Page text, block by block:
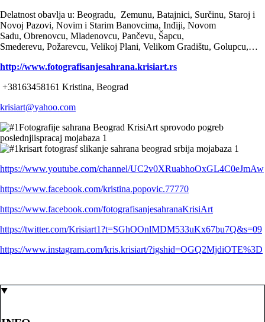
Delatnost obavlja u: Beogradu, Zemunu, Batajnici, Surčinu, Staroj i
Novoj Pazovi, Novim i Starim Banovcima, Inđiji, Novom
Sadu, Obrenovcu, Mladenovcu, Pančevu, Šapcu,
Smederevu, Požarevcu, Velikoj Plani, Velikom Gradištu, Golupcu,…
http://www.fotografisanjesahrana.krisiart.rs
+38163458161 Kristina, Beograd
krisiart@yahoo.com
https://www.youtube.com/channel/UC2v0XRuabhoOxGL4C0eJmAw
https://www.facebook.com/kristina.popovic.77770
https://www.facebook.com/fotografisanjesahranaKrisiArt
https://twitter.com/Krisiart1?t=SGhOOnlMDM533uKx67bu7Q&s=09
https://www.instagram.com/kris.krisiart/?igshid=OGQ2MjdiOTE%3D